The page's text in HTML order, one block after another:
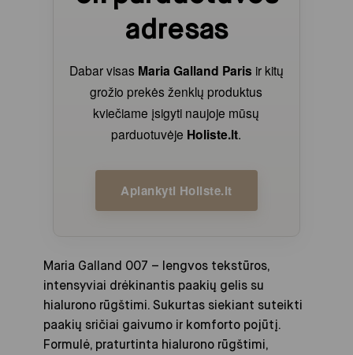
adresas
Dabar visas Maria Galland Paris ir kitų
grožio prekės ženklų produktus
kviečiame įsigyti naujoje mūsų
parduotuvėje Holiste.lt.
Aplankyti Holiste.lt
Maria Galland 007 – lengvos tekstūros,
intensyviai drėkinantis paakių gelis su
hialurono rūgštimi. Sukurtas siekiant suteikti
paakių sričiai gaivumo ir komforto pojūtį.
Formulė, praturtinta hialurono rūgštimi,